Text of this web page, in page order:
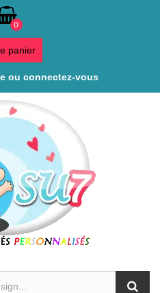
0
panier
ou connectez-vous